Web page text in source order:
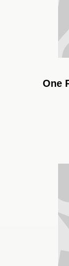
One